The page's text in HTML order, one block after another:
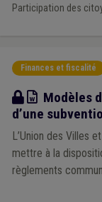
Participation des
Finances et fiscalité
Modèle
Modèles
d’une
L’Union des Villes
mettre à la
règlements